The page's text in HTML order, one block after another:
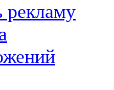
рекламу